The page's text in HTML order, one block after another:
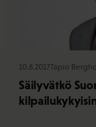
10.8.2017Tapio
Säilyvätkö